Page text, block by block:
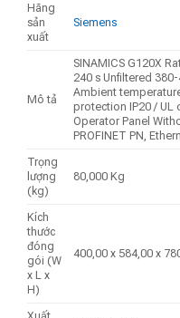
Hãng
sản
xuất
Siemens
Mô tả
SINAMICS G120X
240 s Unfiltered
Ambient
protection IP20 / UL
Operator Panel
PROFINET PN,
Trọng
lượng
(kg)
80,000 Kg
Kích
thước
đóng
gói (W
x L x
H)
400,00 x 584,00 x